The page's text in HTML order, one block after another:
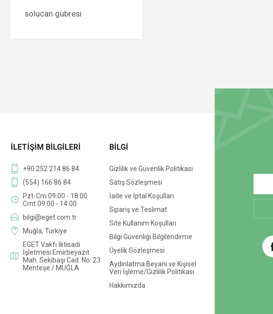
solucan gübresi
İLETIŞIM BILGILERI
+90 252 214 86 84
(554) 166 86 84
Pzt-Cm 09:00 - 18:00
Cmt 09:00 - 14:00
bilgi@eget.com.tr
Muğla, Türkiye
EGET Vakfı İktisadi
İşletmesi Emirbeyazıt
Mah. Sekibaşı Cad. No: 23
Menteşe / MUĞLA
BILGI
Gizlilik ve Güvenlik Politikası
Satış Sözleşmesi
İade ve İptal Koşulları
Sipariş ve Teslimat
Site Kullanım Koşulları
Bilgi Güvenliği Bilgilendirme
Üyelik Sözleşmesi
Aydınlatma Beyanı ve Kişisel
Veri İşleme/Gizlilik Politikası
Hakkımızda